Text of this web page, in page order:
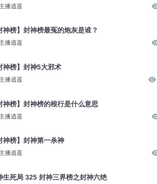
主播逍遥
神榜】封神榜最冤的炮灰是谁？
主播逍遥
神榜】封神5大邪术
主播逍遥
神榜】封神榜的根行是什么意思
主播逍遥
神榜】封神第一杀神
主播逍遥
生死局 325 封神三界榜之封神六绝